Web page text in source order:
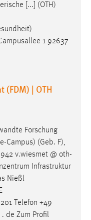
[...] (OTH)
1 92637
| OTH
Forschung
Campus) (Geb. F),
v.wiesmet @ oth-
Infrastruktur
Nießl
201 Telefon +49
de Zum Profil